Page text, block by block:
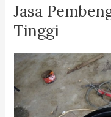
Jasa
Tinggi